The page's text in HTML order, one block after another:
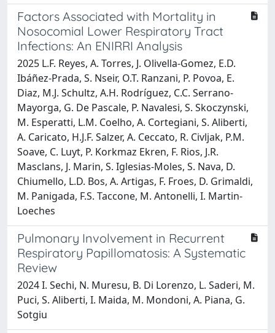
Factors Associated with Mortality in
Nosocomial Lower Respiratory Tract
Infections: An ENIRRI Analysis
2025 L.F. Reyes, A. Torres, J. Olivella-Gomez, E.D.
Ibáñez-Prada, S. Nseir, O.T. Ranzani, P. Povoa, E.
Diaz, M.J. Schultz, A.H. Rodríguez, C.C. Serrano-
Mayorga, G. De Pascale, P. Navalesi, S. Skoczynski,
M. Esperatti, L.M. Coelho, A. Cortegiani, S. Aliberti,
A. Caricato, H.J.F. Salzer, A. Ceccato, R. Civljak, P.M.
Soave, C. Luyt, P. Korkmaz Ekren, F. Rios, J.R.
Masclans, J. Marin, S. Iglesias-Moles, S. Nava, D.
Chiumello, L.D. Bos, A. Artigas, F. Froes, D. Grimaldi,
M. Panigada, F.S. Taccone, M. Antonelli, I. Martin-
Loeches
Pulmonary Involvement in Recurrent
Respiratory Papillomatosis: A Systematic
Review
2024 I. Sechi, N. Muresu, B. Di Lorenzo, L. Saderi, M.
Puci, S. Aliberti, I. Maida, M. Mondoni, A. Piana, G.
Sotgiu